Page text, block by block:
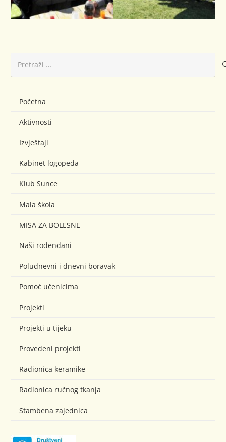
Početna
Aktivnosti
Izvještaji
Kabinet logopeda
Klub Sunce
Mala škola
MISA ZA BOLESNE
Naši rođendani
Poludnevni i dnevni boravak
Pomoć učenicima
Projekti
Projekti u tijeku
Provedeni projekti
Radionica keramike
Radionica ručnog tkanja
Stambena zajednica